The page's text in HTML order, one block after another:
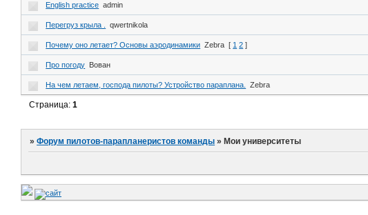
English practice admin
Перегруз крыла . qwertnikola
Почему оно летает? Основы аэродинамики Zebra [ 1 2 ]
Про погоду Вован
На чем летаем, господа пилоты? Устройство параплана. Zebra
Страница:1
»Форум пилотов-парапланеристов команды »Мои университеты